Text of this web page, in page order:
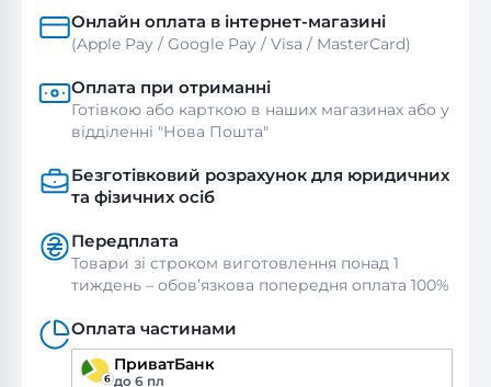
Онлайн оплата в інтернет-магазині
(Apple Pay / Google Pay / Visa / MasterСard)
Оплата при отриманні
Готівкою або карткою в наших магазинах або у
відділенні "Нова Пошта"
Безготівковий розрахунок для юридичних
та фізичних осіб
Передплата
Товари зі строком виготовлення понад 1
тиждень – обов’язкова попередня оплата 100%
Оплата частинами
ПриватБанк
до 6 пл